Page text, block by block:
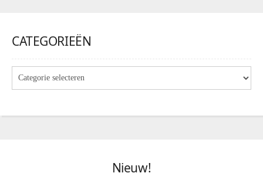
CATEGORIEËN
Nieuw!